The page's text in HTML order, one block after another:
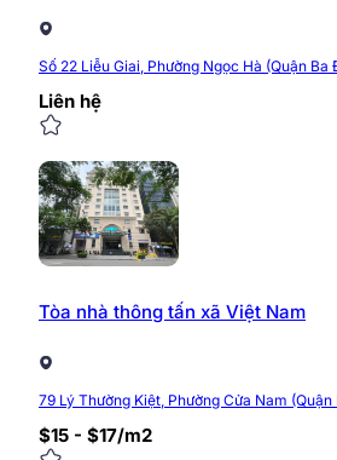
Số 22 Liễu Giai, Phường Ngọc Hà (Quận Ba
Liên hệ
Tòa nhà thông tấn xã Việt Nam
79 Lý Thường Kiệt, Phường Cửa Nam (Quận
$15 - $17/m2